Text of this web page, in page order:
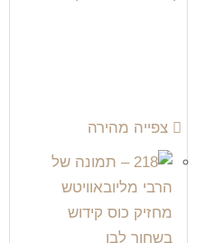
צפייה מהירה